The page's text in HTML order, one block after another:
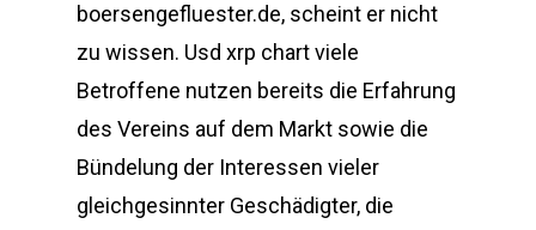
boersengefluester.de, scheint er nicht
zu wissen. Usd xrp chart viele
Betroffene nutzen bereits die Erfahrung
des Vereins auf dem Markt sowie die
Bündelung der Interessen vieler
gleichgesinnter Geschädigter, die